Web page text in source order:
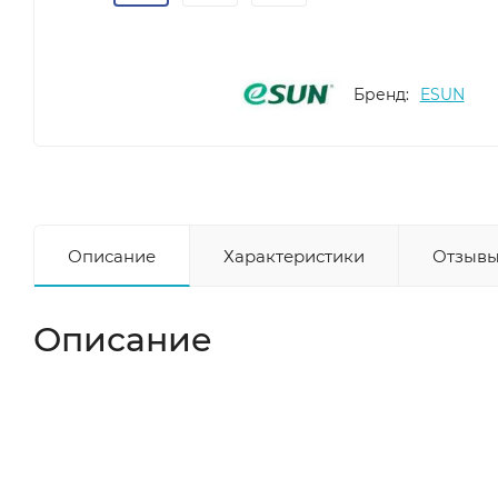
Бренд: ESUN
Описание Характеристики
Описание